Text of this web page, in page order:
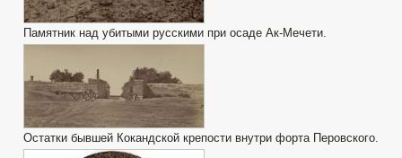
Памятник над убитыми русскими при осаде Ак-Мечети.
Остатки бывшей Кокандской крепости внутри форта Перовского.